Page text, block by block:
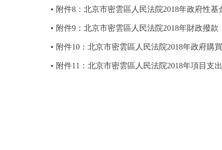
附件8：北京市密雲區人民法院2018年政府性
附件9：北京市密雲區人民法院2018年財政撥
附件10：北京市密雲區人民法院2018年政府購
附件11：北京市密雲區人民法院2018年項目支